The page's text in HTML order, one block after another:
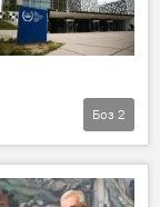
Боз 2